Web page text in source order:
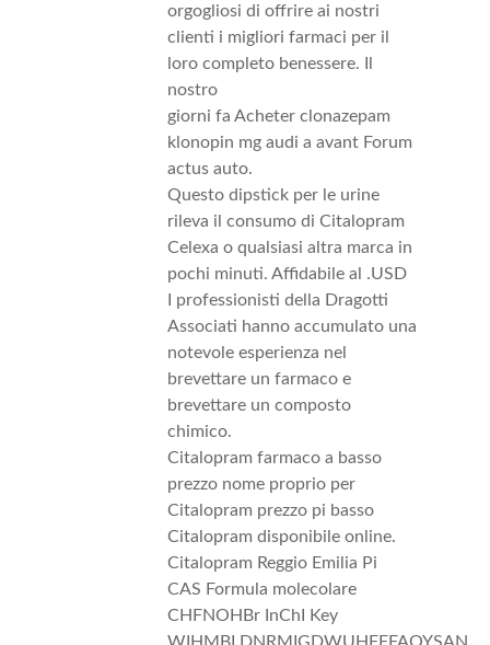
orgogliosi di offrire ai nostri
clienti i migliori farmaci per il
loro completo benessere. Il
nostro
giorni fa Acheter clonazepam
klonopin mg audi a avant Forum
actus auto.
Questo dipstick per le urine
rileva il consumo di Citalopram
Celexa o qualsiasi altra marca in
pochi minuti. Affidabile al .USD
I professionisti della Dragotti
Associati hanno accumulato una
notevole esperienza nel
brevettare un farmaco e
brevettare un composto
chimico.
Citalopram farmaco a basso
prezzo nome proprio per
Citalopram prezzo pi basso
Citalopram disponibile online.
Citalopram Reggio Emilia Pi
CAS Formula molecolare
CHFNOHBr InChI Key